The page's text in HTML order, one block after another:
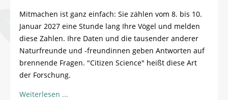
Mitmachen ist ganz einfach: Sie zählen vom 8. bis 10.
Januar 2027 eine Stunde lang Ihre Vögel und melden
diese Zahlen. Ihre Daten und die tausender anderer
Naturfreunde und -freundinnen geben Antworten auf
brennende Fragen. "Citizen Science" heißt diese Art
der Forschung.
Weiterlesen